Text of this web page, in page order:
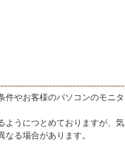
件やお客様のパソコンのモニタ
ようにつとめておりますが、気
る場合があります。